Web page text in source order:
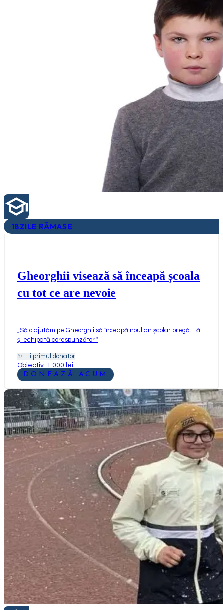
18ZILE RĂMASE
Gheorghii visează să înceapă școala
cu tot ce are nevoie
Să o ajutăm pe Gheorghii să înceapă noul an școlar pregătită
și echipată corespunzător "
✨ Fii primul donator
Obiectiv: 1.000 lei
DONEAZĂ ACUM